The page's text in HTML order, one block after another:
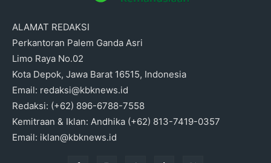
ALAMAT REDAKSI
Perkantoran Palem Ganda Asri
Limo Raya No.02
Kota Depok, Jawa Barat 16515, Indonesia
Email: redaksi@kbknews.id
Redaksi: (+62) 896-6788-7558
Kemitraan & Iklan: Andhika (+62) 813-7419-0357
Email: iklan@kbknews.id